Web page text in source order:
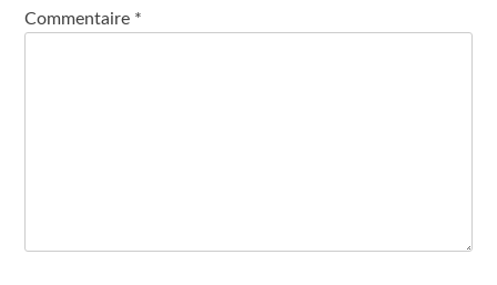
Commentaire *